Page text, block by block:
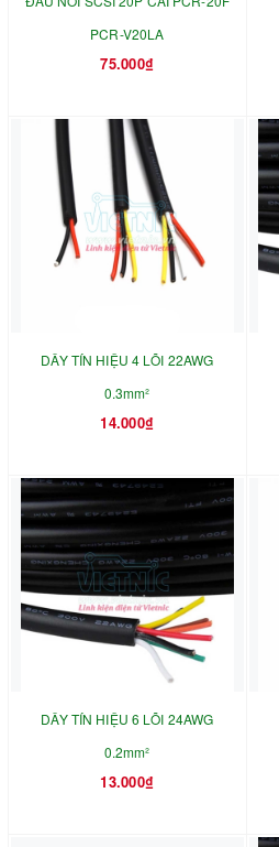
PCR-V20LA
75.000₫
DÂY TÍN HIỆU 4 LÕI 22AWG
0.3mm²
14.000₫
DÂY TÍN HIỆU 6 LÕI 24AWG
0.2mm²
13.000₫